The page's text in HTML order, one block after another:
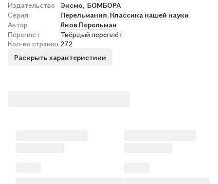
Издательство
Эксмо,
БОМБОРА
Серия
Перельмания. Классика нашей науки
Автор
Яков Перельман
Переплет
Твёрдый переплёт
Кол-во страниц 272
Раскрыть характеристики